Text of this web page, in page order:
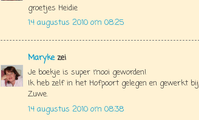
groetjes Heidie
14 augustus 2010 om 08:25
Marykezei
Je boekje is super mooi geworden!
Ik heb zelf in het Hofpoort gelegen en gewerkt bij
Zuwe.
14 augustus 2010 om 08:38